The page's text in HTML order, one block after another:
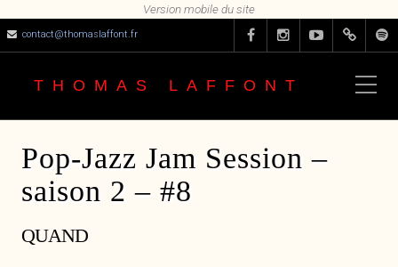
contact@thomaslaffont.fr
THOMAS LAFFONT
Pop-Jazz Jam Session –
saison 2 – #8
QUAND